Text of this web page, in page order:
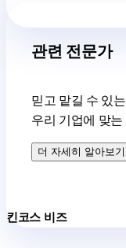
관련 전문가
믿고 맡길 수 있
우리 기업에 맞
더 자세히 알아보기
킨코스 비즈